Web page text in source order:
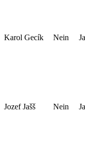
Karol Gecík Nein Ja
Jozef Jašš Nein Ja